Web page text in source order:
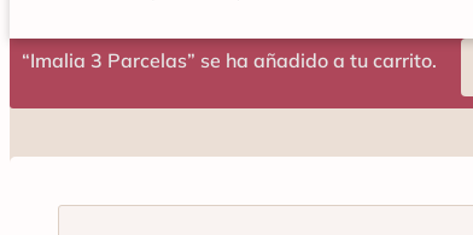
“Imalia 3 Parcelas” se ha añadido a tu carrito.